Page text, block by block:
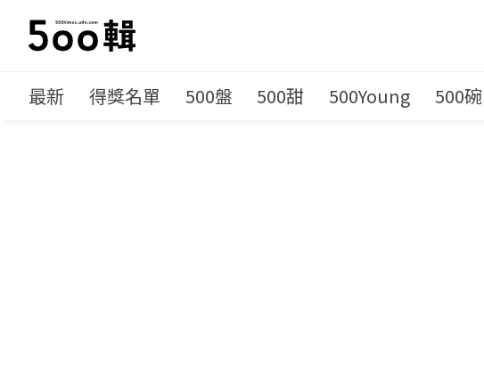
最新 得獎名單 500盤 500甜 500Young 500碗